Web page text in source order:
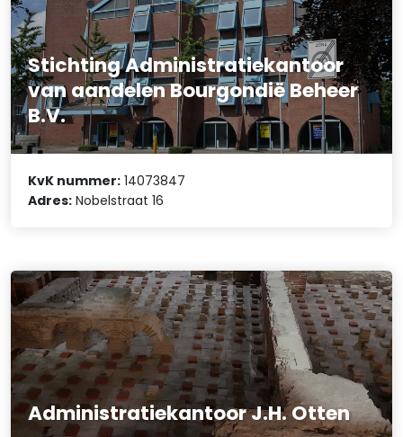
Stichting Administratiekantoor
van aandelen Bourgondië Beheer
B.V.
KvK nummer: 14073847
Adres: Nobelstraat 16
Administratiekantoor J.H. Otten